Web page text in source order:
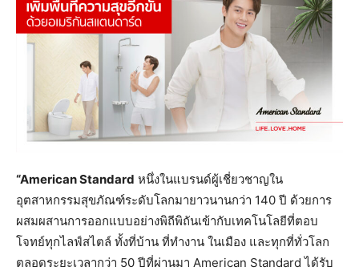
“American Standard หนึ่งในแบรนด์ผู้เชี่ยวชาญใน
อุตสาหกรรมสุขภัณฑ์ระดับโลกมายาวนานกว่า 140 ปี ด้วยการ
ผสมผสานการออกแบบอย่างพิถีพิถันเข้ากับเทคโนโลยีที่ตอบ
โจทย์ทุกไลฟ์สไตล์ ทั้งที่บ้าน ที่ทำงาน ในเมือง และทุกที่ทั่วโลก
ตลอดระยะเวลากว่า 50 ปีที่ผ่านมา American Standard ได้รับ